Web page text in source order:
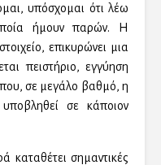
υπόσχομαι ότι λέω
ήμουν παρών. Η
επικυρώνει μια
πειστήριο, εγγύηση
σε μεγάλο βαθμό, η
σε κάποιον
καταθέτει σημαντικές